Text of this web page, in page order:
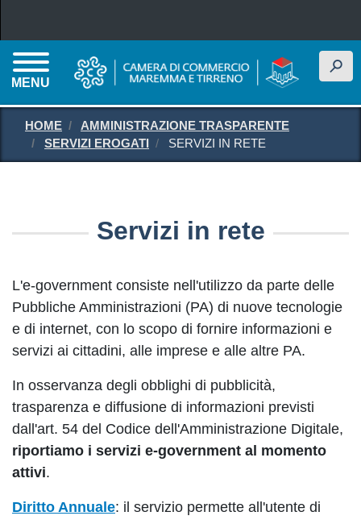
MENU
h
HOME
AMMINISTRAZIONE TRASPARENTE
SERVIZI EROGATI
SERVIZI IN RETE
Servizi in rete
L'e-government consiste nell'utilizzo da parte delle
Pubbliche Amministrazioni (PA) di nuove tecnologie
e di internet, con lo scopo di fornire informazioni e
servizi ai cittadini, alle imprese e alle altre PA.
In osservanza degli obblighi di pubblicità,
trasparenza e diffusione di informazioni previsti
dall'art. 54 del Codice dell'Amministrazione Digitale,
riportiamo i servizi e-government al momento
attivi.
Diritto Annuale: il servizio permette all'utente di